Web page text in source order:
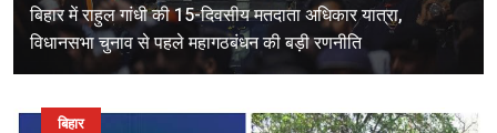
बिहार में राहुल गांधी की 15-दिवसीय मतदाता अधिकार यात्रा,
विधानसभा चुनाव से पहले महागठबंधन की बड़ी रणनीति
बिहार